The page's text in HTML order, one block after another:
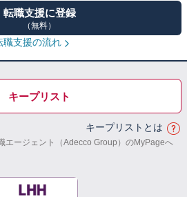
転職支援に登録
（無料）
職支援の流れ
キープリスト
キープリストとは
エージェント（Adecco Group）のMyPageへ